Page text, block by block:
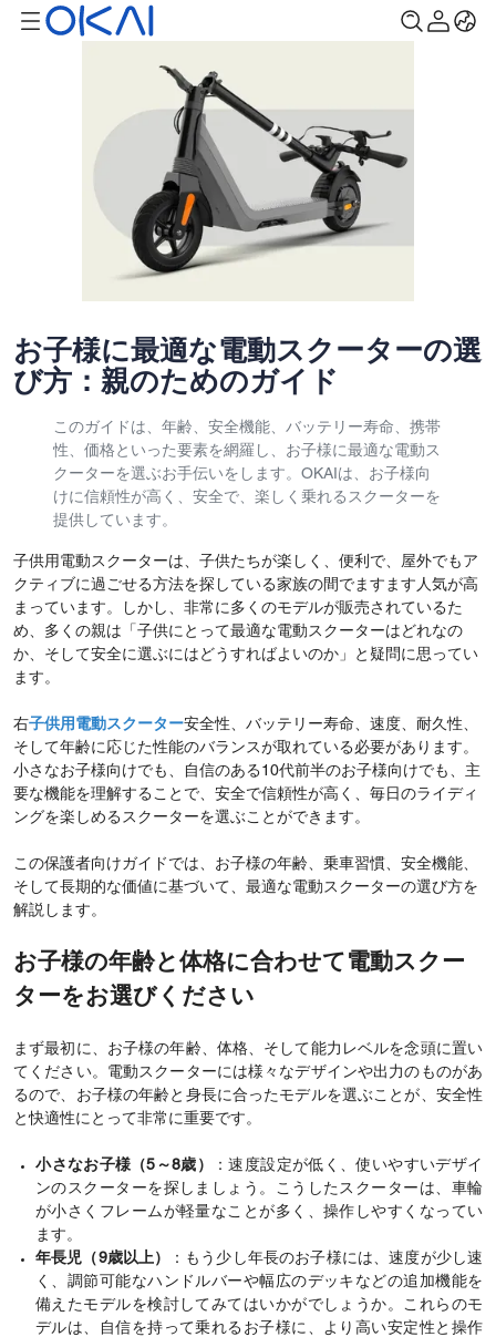
お子様に最適な電動スクーターの選
び方：親のためのガイド
このガイドは、年齢、安全機能、バッテリー寿命、携帯
性、価格といった要素を網羅し、お子様に最適な電動ス
クーターを選ぶお手伝いをします。OKAIは、お子様向
けに信頼性が高く、安全で、楽しく乗れるスクーターを
提供しています。
子供用電動スクーターは、子供たちが楽しく、便利で、屋外でもア
クティブに過ごせる方法を探している家族の間でますます人気が高
まっています。しかし、非常に多くのモデルが販売されているた
め、多くの親は「子供にとって最適な電動スクーターはどれなの
か、そして安全に選ぶにはどうすればよいのか」と疑問に思ってい
ます。
右子供用電動スクーター安全性、バッテリー寿命、速度、耐久性、
そして年齢に応じた性能のバランスが取れている必要があります。
小さなお子様向けでも、自信のある10代前半のお子様向けでも、主
要な機能を理解することで、安全で信頼性が高く、毎日のライディ
ングを楽しめるスクーターを選ぶことができます。
この保護者向けガイドでは、お子様の年齢、乗車習慣、安全機能、
そして長期的な価値に基づいて、最適な電動スクーターの選び方を
解説します。
お子様の年齢と体格に合わせて電動スクー
ターをお選びください
まず最初に、お子様の年齢、体格、そして能力レベルを念頭に置い
てください。電動スクーターには様々なデザインや出力のものがあ
るので、お子様の年齢と身長に合ったモデルを選ぶことが、安全性
と快適性にとって非常に重要です。
小さなお子様（5～8歳）
：速度設定が低く、使いやすいデザイ
ンのスクーターを探しましょう。こうしたスクーターは、車輪
が小さくフレームが軽量なことが多く、操作しやすくなってい
ます。
年長児（9歳以上）
：もう少し年長のお子様には、速度が少し速
く、調節可能なハンドルバーや幅広のデッキなどの追加機能を
備えたモデルを検討してみてはいかがでしょうか。これらのモ
デルは、自信を持って乗れるお子様に、より高い安定性と操作